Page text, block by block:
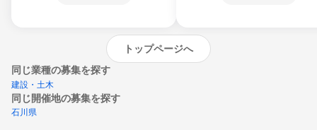
トップページへ
同じ業種の募集を探す
建設・土木
同じ開催地の募集を探す
石川県